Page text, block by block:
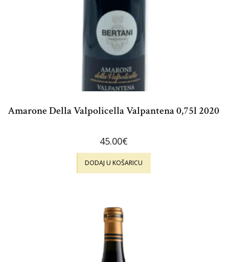
Amarone Della Valpolicella Valpantena 0,75l 2020
45.00€
DODAJ U KOŠARICU